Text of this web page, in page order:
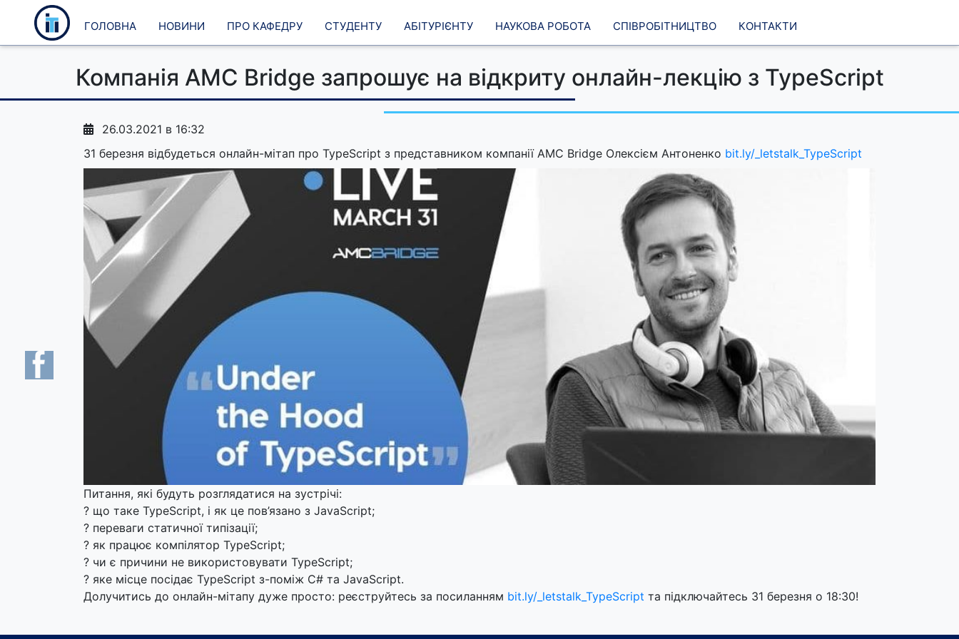
Головна Новини Про кафедру Студенту Абітурієнту Наукова робота Співробітництво Контакти
Компанія AMC Bridge запрошує на відкриту онлайн-лекцію з TypeScript
26.03.2021 в 16:32
31 березня відбудеться онлайн-мітап про TypeScript з представником компанії AMC Bridge Олексієм Антоненко bit.ly/_letstalk_TypeScript
Питання, які будуть розглядатися на зустрічі:
? що таке TypeScript, і як це пов’язано з JavaScript;
? переваги статичної типізації;
? як працює компілятор TypeScript;
? чи є причини не використовувати TypeScript;
? яке місце посідає TypeScript з-поміж С# та JavaScript.
Долучитись до онлайн-мітапу дуже просто: реєструйтесь за посиланням bit.ly/_letstalk_TypeScript та підключайтесь 31 березня о 18:30!